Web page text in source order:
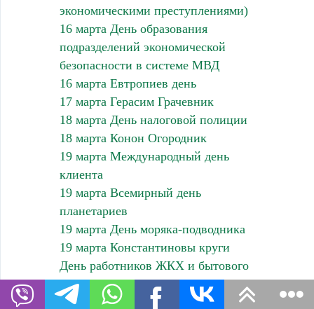
экономическими преступлениями)
16 марта День образования
подразделений экономической
безопасности в системе МВД
16 марта Евтропиев день
17 марта Герасим Грачевник
18 марта День налоговой полиции
18 марта Конон Огородник
19 марта Международный день
клиента
19 марта Всемирный день
планетариев
19 марта День моряка-подводника
19 марта Константиновы круги
День работников ЖКХ и бытового
обслуживания населения – 3-е
воскресенье марта